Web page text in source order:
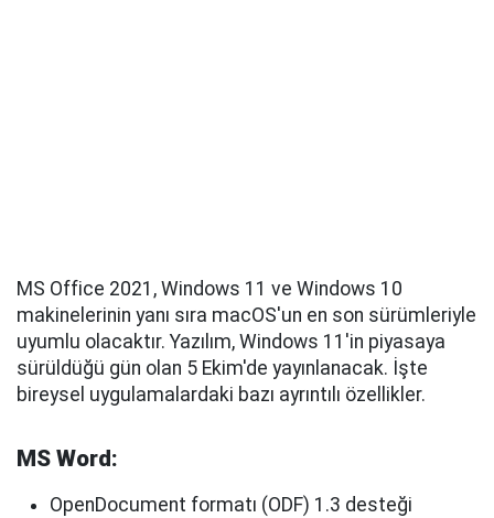
MS Office 2021, Windows 11 ve Windows 10
makinelerinin yanı sıra macOS'un en son sürümleriyle
uyumlu olacaktır. Yazılım, Windows 11'in piyasaya
sürüldüğü gün olan 5 Ekim'de yayınlanacak. İşte
bireysel uygulamalardaki bazı ayrıntılı özellikler.
MS Word:
OpenDocument formatı (ODF) 1.3 desteği